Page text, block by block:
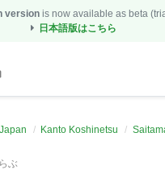
version is now available as beta
日本語版はこちら
Japan Kanto Koshinetsu
ぶ